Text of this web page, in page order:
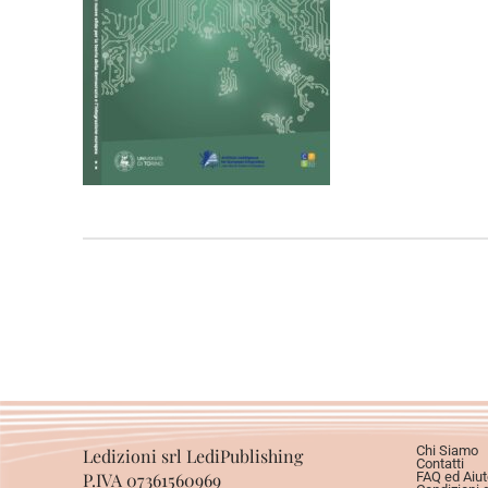
Ledizioni srl LediPublishing
P.IVA 07361560969
Chi Siamo
Contatti
FAQ ed